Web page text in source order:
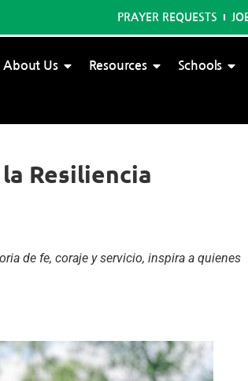
PRAYER REQUESTS
About Us Resources Schools
Resiliencia
de fe, coraje y servicio, inspira a quienes